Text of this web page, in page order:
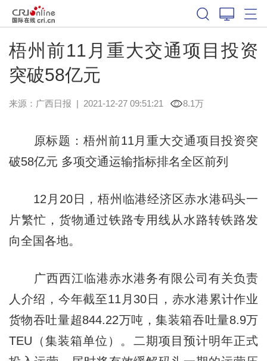
梧州前11月重大交通项目投资
突破58亿元
来源： 广西日报 | 2021-12-27 09:51:21 8.1万
原标题：梧州前11月重大交通项目投资突
破58亿元 多项交通运输指标排名全区前列
12月20日，梧州临港经济区赤水港码头一
片繁忙，货物通过铁路专用线从水路转铁路发
向全国各地。
广西西江临港赤水港务有限公司有关负责
人介绍，今年截至11月30日，赤水港累计作业
货物吞吐量超844.22万吨，集装箱吞吐量8.9万
TEU（集装箱单位）。二期项目预计明年正式